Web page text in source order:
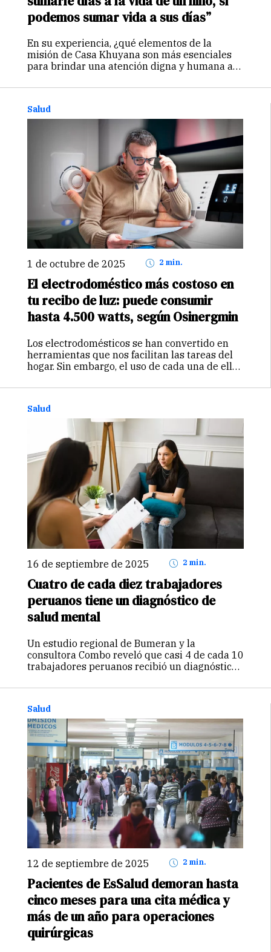
podemos sumar vida a sus días”
En su experiencia, ¿qué elementos de la
misión de Casa Khuyana son más esenciales
para brindar una atención digna y humana a
esencial es el enfoque compasivo y humano
Salud
1 de octubre de 2025 2 min.
El electrodoméstico más costoso en
tu recibo de luz: puede consumir
hasta 4.500 watts, según Osinergmin
Los electrodomésticos se han convertido en
herramientas que nos facilitan las tareas del
hogar. Sin embargo, el uso de cada una de ellas
de la energía eléctrica. De acuerdo con datos
Salud
16 de septiembre de 2025 2 min.
Cuatro de cada diez trabajadores
peruanos tiene un diagnóstico de
salud mental
Un estudio regional de Bumeran y la
consultora Combo reveló que casi 4 de cada 10
trabajadores peruanos recibió un diagnóstico
depresión mayor y TDAH lideran la lista de
encuestados,…
Salud
12 de septiembre de 2025 2 min.
Pacientes de EsSalud demoran hasta
cinco meses para una cita médica y
más de un año para operaciones
quirúrgicas